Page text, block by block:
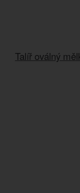
Talíř oválný